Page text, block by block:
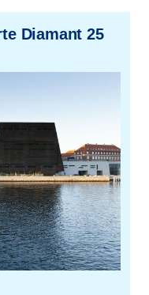
Diamant 25